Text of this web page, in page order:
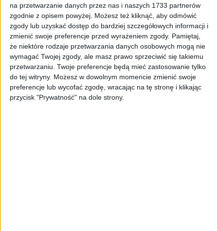
na przetwarzanie danych przez nas i naszych 1733 partnerów
zgodnie z opisem powyżej. Możesz też kliknąć, aby odmówić
zgody lub uzyskać dostęp do bardziej szczegółowych informacji i
zmienić swoje preferencje przed wyrażeniem zgody. Pamiętaj,
że niektóre rodzaje przetwarzania danych osobowych mogą nie
wymagać Twojej zgody, ale masz prawo sprzeciwić się takiemu
przetwarzaniu. Twoje preferencje będą mieć zastosowanie tylko
do tej witryny. Możesz w dowolnym momencie zmienić swoje
preferencje lub wycofać zgodę, wracając na tę stronę i klikając
przycisk "Prywatność" na dole strony.
Pierwsza rejestracja: 2021-07-27
VIN: KMHK2812GMU739533
Przebieg: 102 593 km
Typ nadwozia: SUV